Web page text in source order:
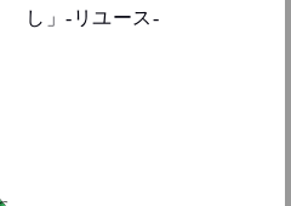
し」-リユース-